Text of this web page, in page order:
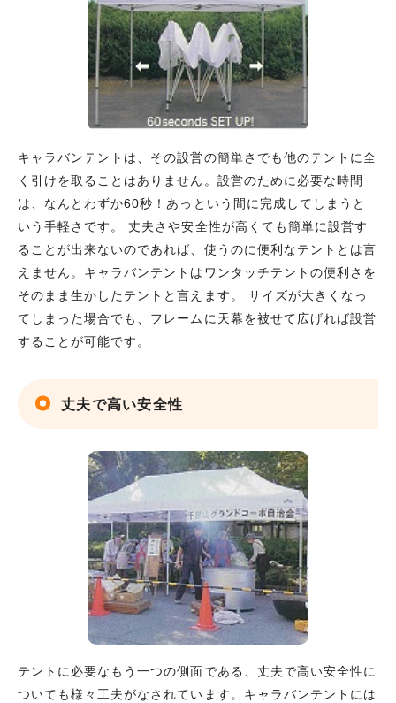
キャラバンテントは、その設営の簡単さでも他のテントに全
く引けを取ることはありません。設営のために必要な時間
は、なんとわずか60秒！あっという間に完成してしまうと
いう手軽さです。 丈夫さや安全性が高くても簡単に設営す
ることが出来ないのであれば、使うのに便利なテントとは言
えません。キャラバンテントはワンタッチテントの便利さを
そのまま生かしたテントと言えます。 サイズが大きくなっ
てしまった場合でも、フレームに天幕を被せて広げれば設営
することが可能です。
丈夫で高い安全性
テントに必要なもう一つの側面である、丈夫で高い安全性に
ついても様々工夫がなされています。キャラバンテントには